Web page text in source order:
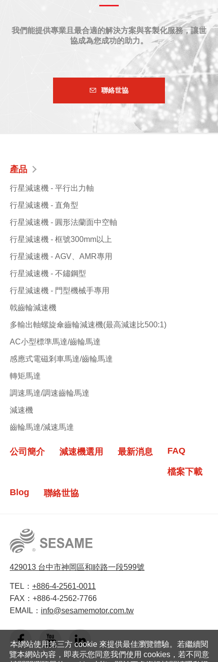
我們能提供專業且最合適的解決方案與客製化服務，讓世
協成為您成功的助力。
聯絡世協
本網站使用第三方 cookie 來提供最佳瀏覽體驗。若繼續閱
覽本網站內容，即表示您同意我們使用 cookies，若不同意
產品
行星減速機 - 平行出力軸
行星減速機 - 直角型
行星減速機 - 圓形法蘭面中空軸
行星減速機 - 框號300mm以上
行星減速機 - AGV、AMR專用
行星減速機 - 不鏽鋼型
行星減速機 - 門型機械手專用
戟齒輪減速機
多輸出軸螺旋傘齒輪減速機(最高減速比500:1)
AC小型標準馬達/齒輪馬達
感應式電磁剎車馬達/齒輪馬達
轉矩馬達
調速馬達/調速齒輪馬達
減速機
齒輪馬達/減速馬達
公司簡介 減速機選用 最新消息 FAQ
檔案下載
Blog 聯絡世協
429013 台中市神岡區和睦路一段599號
TEL： +886-4-2561-0011
FAX： +886-4-2562-7766
EMAIL： info@sesamemotor.com.tw